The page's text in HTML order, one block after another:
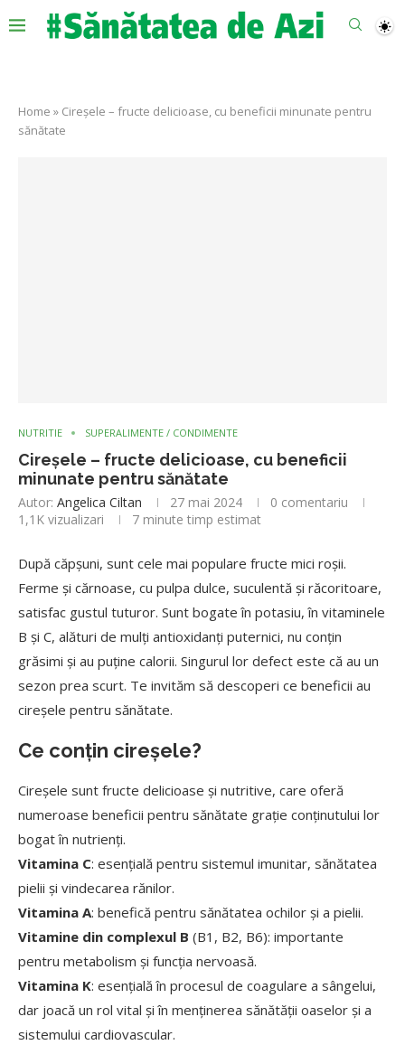
Home » Cireșele – fructe delicioase, cu beneficii minunate pentru
sănătate
NUTRITIE SUPERALIMENTE / CONDIMENTE
Cireșele – fructe delicioase, cu beneficii
minunate pentru sănătate
Autor: Angelica Ciltan 27 mai 2024
0 comentariu
1,1K vizualizari 7 minute timp estimat
După căpșuni, sunt cele mai populare fructe mici roșii.
Ferme și cărnoase, cu pulpa dulce, suculentă și răcoritoare,
satisfac gustul tuturor. Sunt bogate în potasiu, în vitaminele
B și C, alături de mulți antioxidanți puternici, nu conțin
grăsimi și au puține calorii. Singurul lor defect este că au un
sezon prea scurt. Te invităm să descoperi ce beneficii au
cireșele pentru sănătate.
Ce conțin cireșele?
Cireșele sunt fructe delicioase și nutritive, care oferă
numeroase beneficii pentru sănătate grație conținutului lor
bogat în nutrienți.
Vitamina C: esențială pentru sistemul imunitar, sănătatea
pielii și vindecarea rănilor.
Vitamina A: benefică pentru sănătatea ochilor și a pielii.
Vitamine din complexul B (B1, B2, B6): importante
pentru metabolism și funcția nervoasă.
Vitamina K: esențială în procesul de coagulare a sângelui,
dar joacă un rol vital și în menținerea sănătății oaselor și a
sistemului cardiovascular.